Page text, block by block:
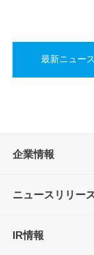
最新ニュー
企業情報
ニュースリリー
IR情報